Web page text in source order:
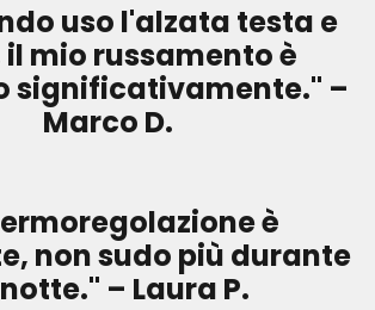
uso l'alzata testa e
mio russamento è
significativamente." –
Marco D.
è
non sudo più durante
– Laura P.